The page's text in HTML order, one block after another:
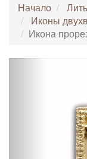
Начало
Иконы
Икона